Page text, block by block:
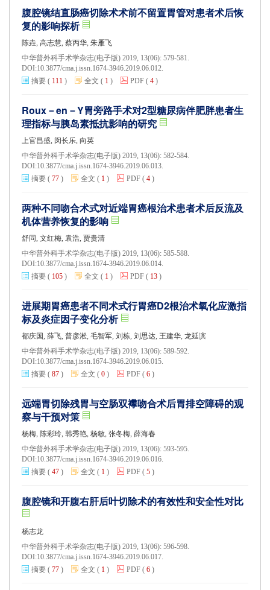
腹腔镜结直肠癌切除术术前不留置胃管对患者术后恢
复的影响探析
陈垚, 高志慧, 蔡丙华, 朱雁飞
中华普外科手术学杂志(电子版) 2019, 13(06): 579-581.
DOI:10.3877/cma.j.issn.1674-3946.2019.06.012.
摘要 ( 111 ) 全文 ( 1 ) PDF ( 4 )
Roux－en－Y胃旁路手术对2型糖尿病伴肥胖患者生
理指标与胰岛素抵抗影响的研究
上官昌盛, 闵长乐, 向英
中华普外科手术学杂志(电子版) 2019, 13(06): 582-584.
DOI:10.3877/cma.j.issn.1674-3946.2019.06.013.
摘要 ( 77 ) 全文 ( 1 ) PDF ( 4 )
两种不同吻合术式对近端胃癌根治术患者术后反流及
机体营养恢复的影响
舒同, 文红梅, 袁浩, 贾贵清
中华普外科手术学杂志(电子版) 2019, 13(06): 585-588.
DOI:10.3877/cma.j.issn.1674-3946.2019.06.014.
摘要 ( 105 ) 全文 ( 1 ) PDF ( 13 )
进展期胃癌患者不同术式行胃癌D2根治术氧化应激指
标及炎症因子变化分析
都庆国, 薛飞, 普彦淞, 毛智军, 刘栋, 刘思达, 王建华, 龙延滨
中华普外科手术学杂志(电子版) 2019, 13(06): 589-592.
DOI:10.3877/cma.j.issn.1674-3946.2019.06.015.
摘要 ( 87 ) 全文 ( 0 ) PDF ( 6 )
远端胃切除残胃与空肠双襻吻合术后胃排空障碍的观
察与干预对策
杨梅, 陈彩玲, 韩秀艳, 杨敏, 张冬梅, 薛海春
中华普外科手术学杂志(电子版) 2019, 13(06): 593-595.
DOI:10.3877/cma.j.issn.1674-3946.2019.06.016.
摘要 ( 47 ) 全文 ( 1 ) PDF ( 5 )
腹腔镜和开腹右肝后叶切除术的有效性和安全性对比
杨志龙
中华普外科手术学杂志(电子版) 2019, 13(06): 596-598.
DOI:10.3877/cma.j.issn.1674-3946.2019.06.017.
摘要 ( 77 ) 全文 ( 1 ) PDF ( 6 )